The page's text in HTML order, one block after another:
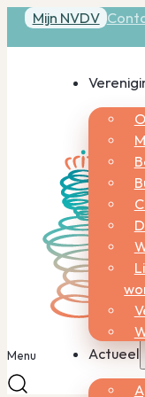
Mijn NVDV
Actueel
Menu